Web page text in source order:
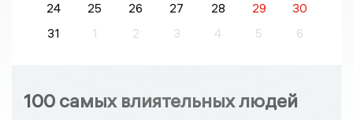
24
25 26 27 28 29
30
31
1 2 3 4 5 6
100 самых влиятельных людей